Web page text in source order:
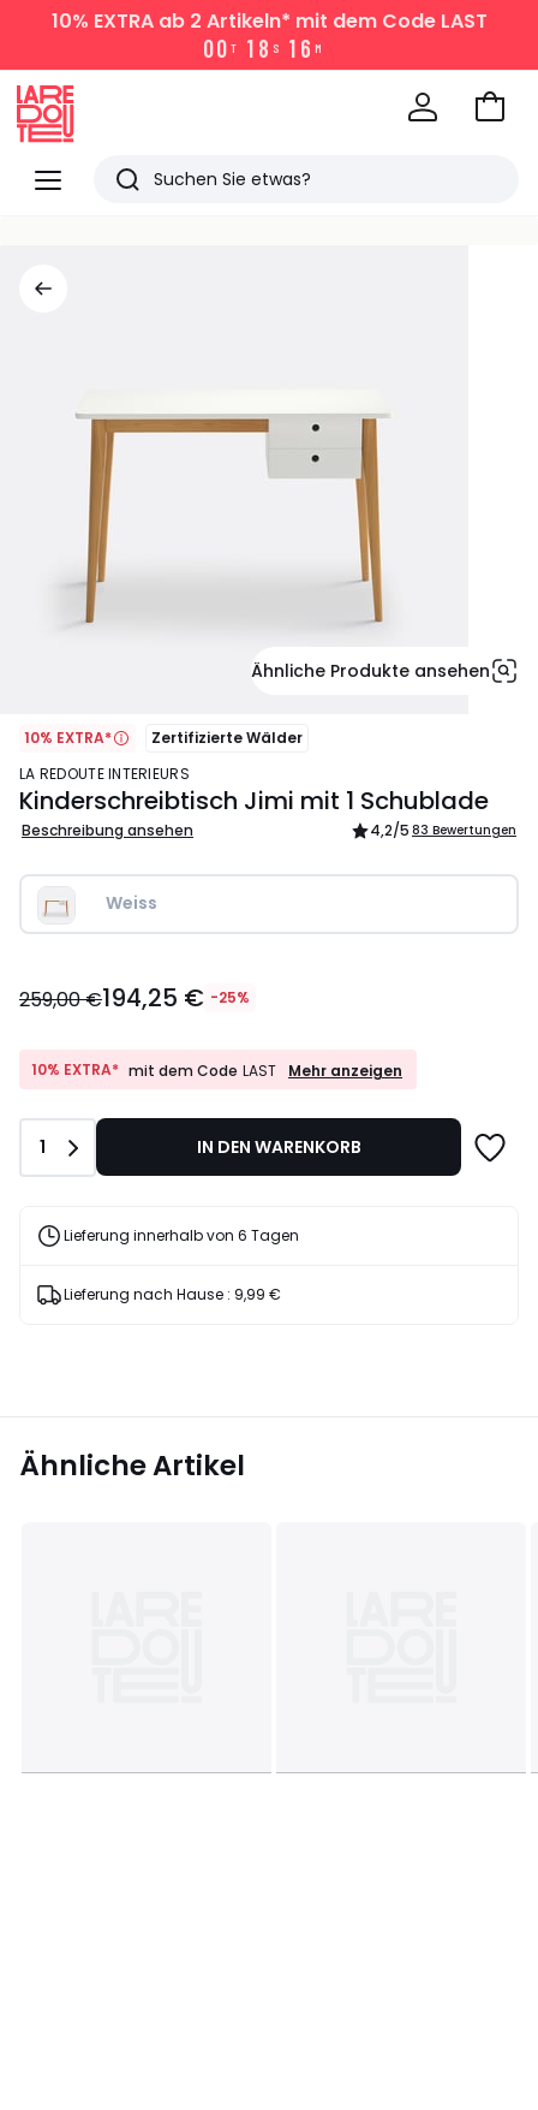
10% EXTRAab 2 Artikeln* mit dem Code LAST
00 T 1 8 S 1 6 M
Menü
Redoute
Suchen
Zum
Ähnliche Produkte ansehen
10% EXTRA*
Zertifizierte Wälder
LA REDOUTE INTERIEURS
Kinderschreibtisch Jimi mit 1 Schublade
Beschreibung ansehen 4,2/5 83 Bewertungen
Weiss
€
€
Rabatt
angewendet.
259,00 €194,25 € -25%
10% EXTRA* mit dem Code LAST
10%
Code
LAST
Mehr anzeigen
Anzahl
1 IN DEN WARENKORB
Lieferung innerhalb von 6 Tagen
Lieferung nach Hause : 9,99 €
Ähnliche Artikel